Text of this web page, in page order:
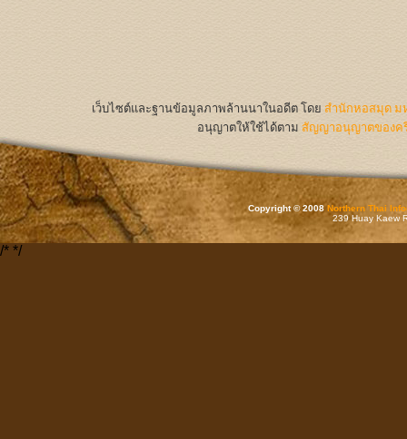
เว็บไซต์และฐานข้อมูลภาพล้านนาในอดีต โดย สำนักหอสมุด ม
อนุญาตให้ใช้ได้ตาม สัญญาอนุญาตของค
Copyright © 2008Northern Thai
239 Huay Kaew
/* */